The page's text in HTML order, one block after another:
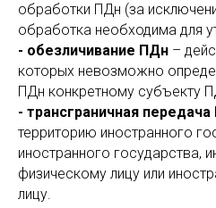
обработки ПДн (за
обработка необходима для
- обезличивание ПДн –
которых невозможно
ПДн конкретному субъекту
- трансграничная
территорию иностранного
иностранного государства,
физическому лицу или
лицу.